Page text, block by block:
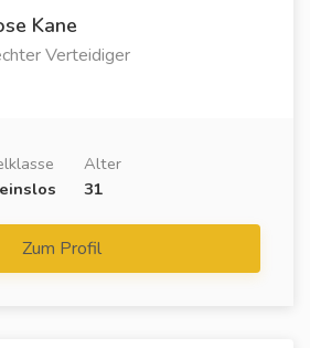
Kane
Verteidiger
Alter
31
Zum Profil